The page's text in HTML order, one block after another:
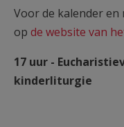
Voor de kalender
op de website van
17 uur -
kinderliturgie